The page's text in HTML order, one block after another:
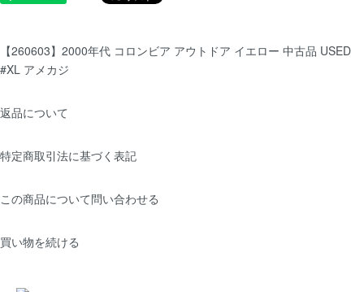
【260603】2000年代 コロンビア アウトドア イエロー 中古品 USED
#XL アメカジ
返品について
特定商取引法に基づく表記
この商品について問い合わせる
買い物を続ける